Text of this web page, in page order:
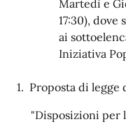
Martedì e
17:30),
ai
Iniziativa
1. Proposta di
"Disposizioni per